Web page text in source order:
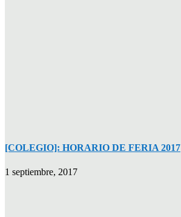
[COLEGIO]: HORARIO DE FERIA 2017
1 septiembre, 2017